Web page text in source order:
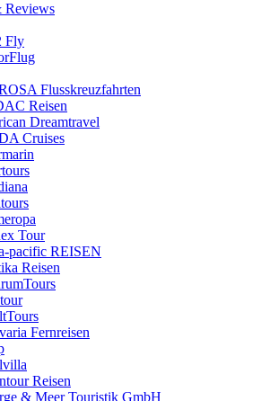
Reviews
Fly
Flusskreuzfahrten
Reisen
Dreamtravel
Cruises
Tour
pacific REISEN
Reisen
Fernreisen
Reisen
& Meer Touristik GmbH